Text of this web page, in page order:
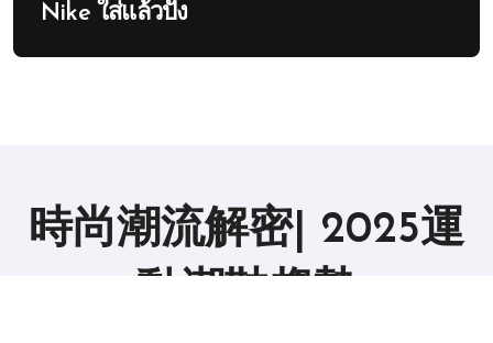
Nike ใส่แล้วปัง
時尚潮流解密| 2025運